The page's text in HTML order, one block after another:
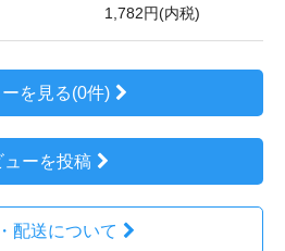
1,782円(内税)
を見る(0件)
ューを投稿
配送について